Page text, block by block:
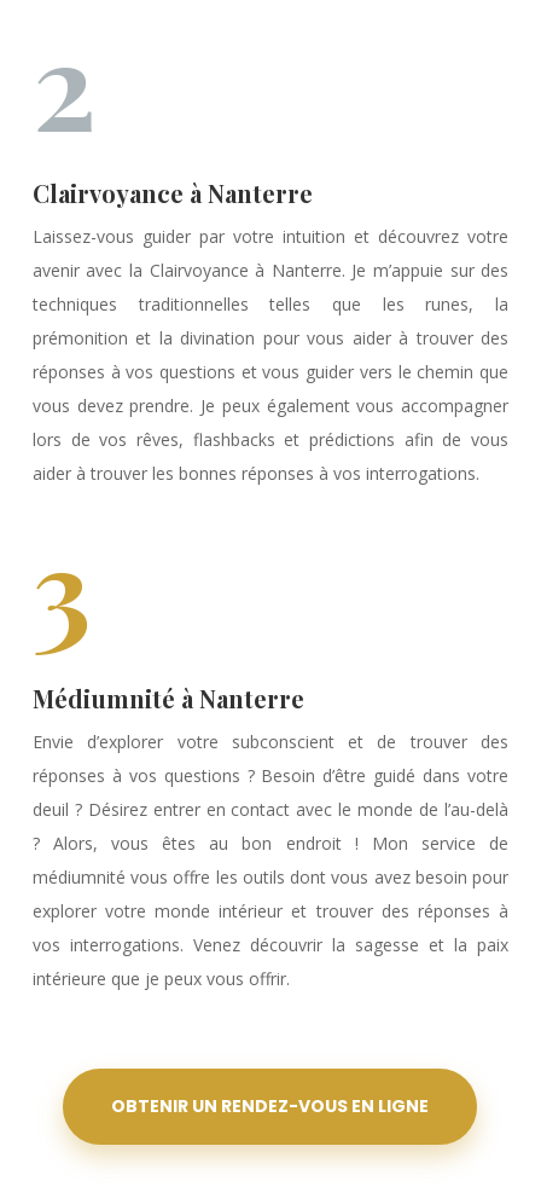
2
Clairvoyance à Nanterre
Laissez-vous guider par votre intuition et découvrez votre
avenir avec la Clairvoyance à Nanterre. Je m’appuie sur des
techniques traditionnelles telles que les runes, la
prémonition et la divination pour vous aider à trouver des
réponses à vos questions et vous guider vers le chemin que
vous devez prendre. Je peux également vous accompagner
lors de vos rêves, flashbacks et prédictions afin de vous
aider à trouver les bonnes réponses à vos interrogations.
3
Médiumnité à Nanterre
Envie d’explorer votre subconscient et de trouver des
réponses à vos questions ? Besoin d’être guidé dans votre
deuil ? Désirez entrer en contact avec le monde de l’au-delà
? Alors, vous êtes au bon endroit ! Mon service de
médiumnité vous offre les outils dont vous avez besoin pour
explorer votre monde intérieur et trouver des réponses à
vos interrogations. Venez découvrir la sagesse et la paix
intérieure que je peux vous offrir.
OBTENIR UN RENDEZ-VOUS EN LIGNE